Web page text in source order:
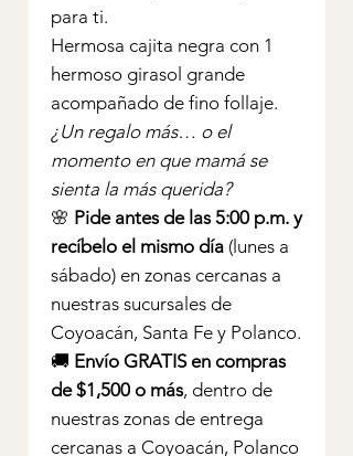
para ti.
Hermosa cajita negra con 1
hermoso girasol grande
acompañado de fino follaje.
¿Un regalo más… o el
momento en que mamá se
sienta la más querida?
🌸 Pide antes de las 5:00 p.m. y
recíbelo el mismo día (lunes a
sábado) en zonas cercanas a
nuestras sucursales de
Coyoacán, Santa Fe y Polanco.
🚚 Envío GRATIS en compras
de $1,500 o más, dentro de
nuestras zonas de entrega
cercanas a Coyoacán, Polanco